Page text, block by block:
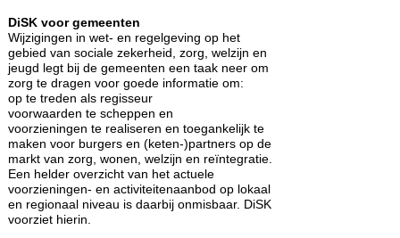
DiSK voor gemeenten
Wijzigingen in wet- en regelgeving op het
gebied van sociale zekerheid, zorg, welzijn en
jeugd legt bij de gemeenten een taak neer om
zorg te dragen voor goede informatie om:
op te treden als regisseur
voorwaarden te scheppen en
voorzieningen te realiseren en toegankelijk te
maken voor burgers en (keten-)partners op de
markt van zorg, wonen, welzijn en reïntegratie.
Een helder overzicht van het actuele
voorzieningen- en activiteitenaanbod op lokaal
en regionaal niveau is daarbij onmisbaar. DiSK
voorziet hierin.